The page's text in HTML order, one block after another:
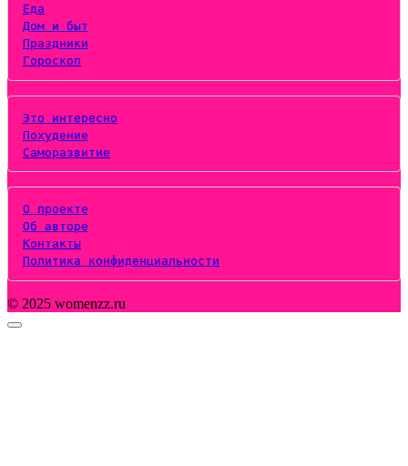
Еда
Дом и быт
Праздники
Гороскоп
Это интересно
Похудение
Саморазвитие
О проекте
Об авторе
Контакты
Политика конфиденциальности
© 2025 womenzz.ru